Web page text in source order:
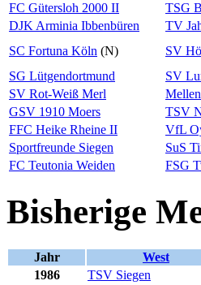
FC Gütersloh 2000 II
TSG
DJK Arminia Ibbenbüren
TV
SC Fortuna Köln (N) SV
SG Lütgendortmund
SV
SV Rot-Weiß Merl
GSV 1910 Moers
TSV
FFC Heike Rheine II
VfL
Sportfreunde Siegen
SuS
FC Teutonia Weiden
FSG
Bisherige
Jahr West
1986
TSV Siegen